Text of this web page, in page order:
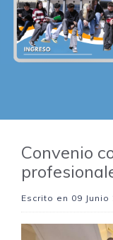
Convenio
Escrito en 09 Junio